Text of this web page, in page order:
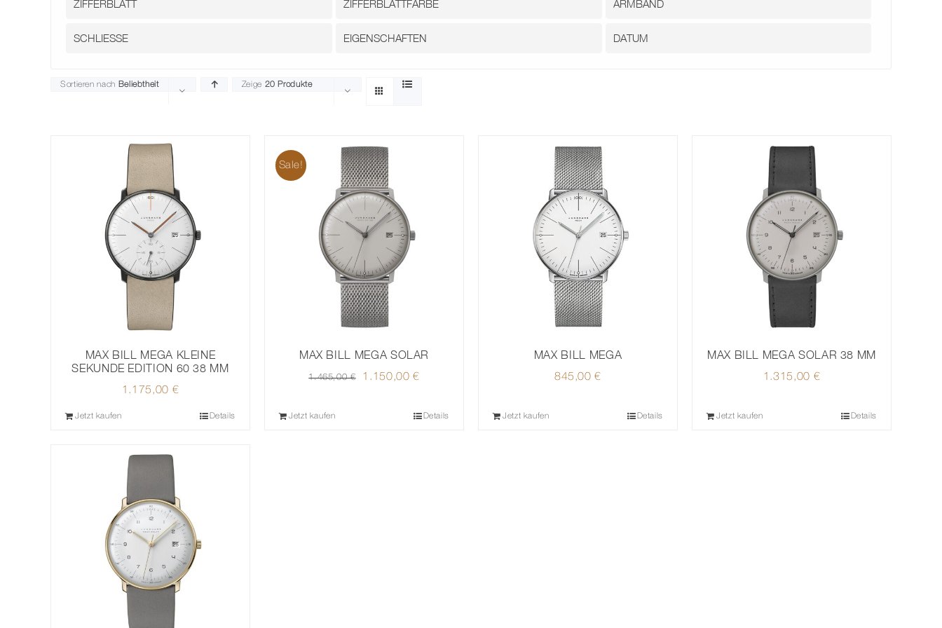
Sortieren nach Beliebtheit Zeige 20 Produkte
MAX BILL MEGA KLEINE
SEKUNDE EDITION 60 38 MM
1.175,00 €
Jetzt kaufen Details
Sale!
MAX BILL MEGA SOLAR
1.465,00€
Ursprünglicher
1.150,00€
ist:
Jetzt kaufen Details
MAX BILL MEGA
845,00€
Jetzt kaufen Details
MAX BILL MEGA SOLAR 38 MM
1.315,00 €
Jetzt kaufen Details